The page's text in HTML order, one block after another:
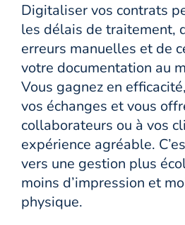
Digitaliser vos contrats
les délais de traitement,
erreurs manuelles et de
votre documentation au
Vous gagnez en
vos échanges et vous
collaborateurs ou à vos
expérience agréable.
vers une gestion plus
moins d’impression et
physique.